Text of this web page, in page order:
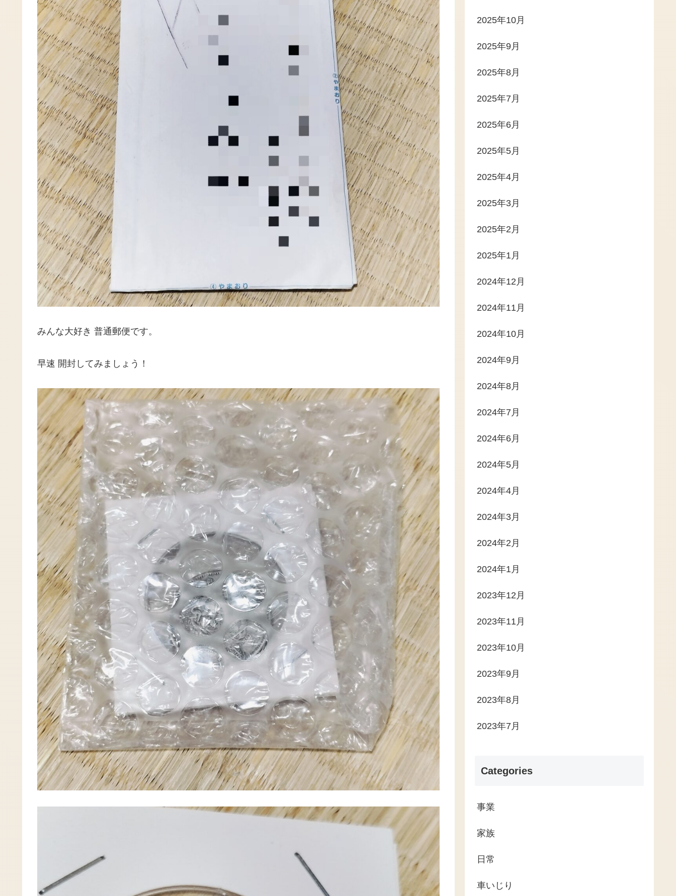
みんな大好き 普通郵便です。
早速 開封してみましょう！
2025年10月
2025年9月
2025年8月
2025年7月
2025年6月
2025年5月
2025年4月
2025年3月
2025年2月
2025年1月
2024年12月
2024年11月
2024年10月
2024年9月
2024年8月
2024年7月
2024年6月
2024年5月
2024年4月
2024年3月
2024年2月
2024年1月
2023年12月
2023年11月
2023年10月
2023年9月
2023年8月
2023年7月
Categories
事業
家族
日常
車いじり